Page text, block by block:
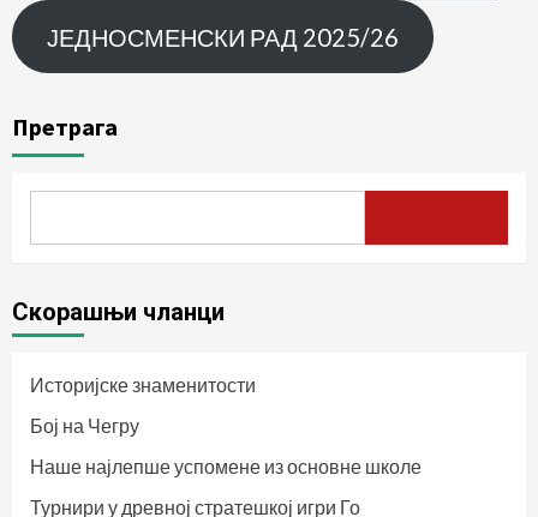
ЈЕДНОСМЕНСКИ РАД 2025/26
Претрага
Скорашњи чланци
Историјске знаменитости
Бој на Чегру
Наше најлепше успомене из основне школе
Турнири у древној стратешкој игри Го